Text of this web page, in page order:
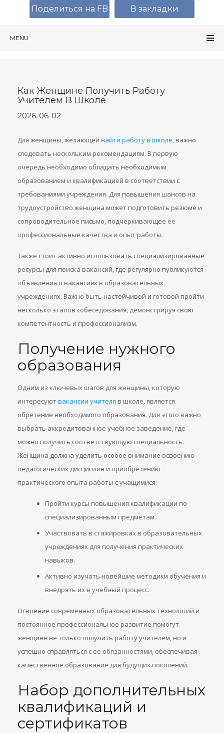
MENU
Как Женщине Получить Работу
Учителем В Школе
2026-06-02
Для женщины, желающей найти работу в школе, важно
следовать нескольким рекомендациям. В первую
очередь необходимо обладать необходимым
образованием и квалификацией в соответствии с
требованиями учреждения. Для повышения шансов на
трудоустройство женщина может подготовить резюме и
сопроводительное письмо, подчеркивающее ее
профессиональные качества и опыт работы.
Также стоит активно использовать специализированные
ресурсы для поиска вакансий, где регулярно публикуются
объявления о вакансиях в образовательных
учреждениях. Важно быть настойчивой и готовой пройти
несколько этапов собеседования, демонстрируя свою
компетентность и профессионализм.
Получение нужного
образования
Одним из ключевых шагов для женщины, которую
интересуютвакансии учителя в школе, является
обретение необходимого образования. Для этого важно
выбрать аккредитованное учебное заведение, где
можно получить соответствующую специальность.
Женщина должна уделить особое внимание освоению
педагогических дисциплин и приобретению
практического опыта работы с учащимися:
Пройти курсы повышения квалификации по
специализированным предметам.
Участвовать в стажировках в образовательных
учреждениях для получения практических
навыков.
Активно изучать новейшие методики обучения и
внедрять их в учебный процесс.
Освоение современных образовательных технологий и
постоянное профессиональное развитие помогут
женщине не только получить работу учителем, но и
успешно справляться с ее обязанностями, обеспечивая
качественное образование для будущих поколений.
Набор дополнительных
квалификаций и
сертификатов
Поделиться на FB В закладки